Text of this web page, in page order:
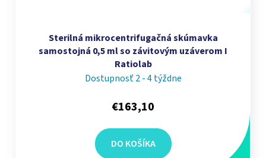
Sterilná mikrocentrifugačná skúmavka
samostojná 0,5 ml so závitovým uzáverom I
Ratiolab
Dostupnosť 2 - 4 týždne
€163,10
DO KOŠÍKA